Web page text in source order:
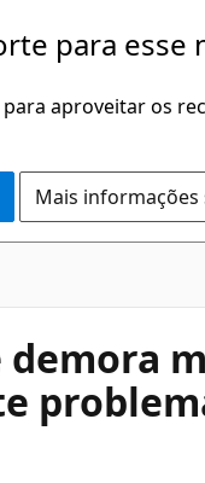
para esse
aproveitar os
Mais